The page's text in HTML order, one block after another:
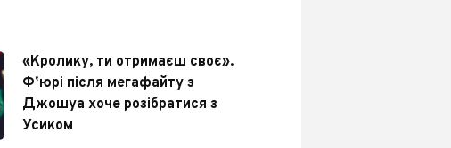
«Кролику, ти отримаєш своє».
Фʼюрі після мегафайту з
Джошуа хоче розібратися з
Усиком